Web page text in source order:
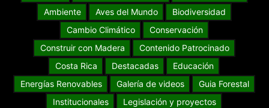
Ambiente
Aves del Mundo
Biodiversidad
Cambio Climático
Conservación
Construir con Madera
Contenido Patrocinado
Costa Rica
Destacadas
Educación
Energías Renovables
Galería de videos
Guia Forestal
Institucionales
Legislación y proyectos